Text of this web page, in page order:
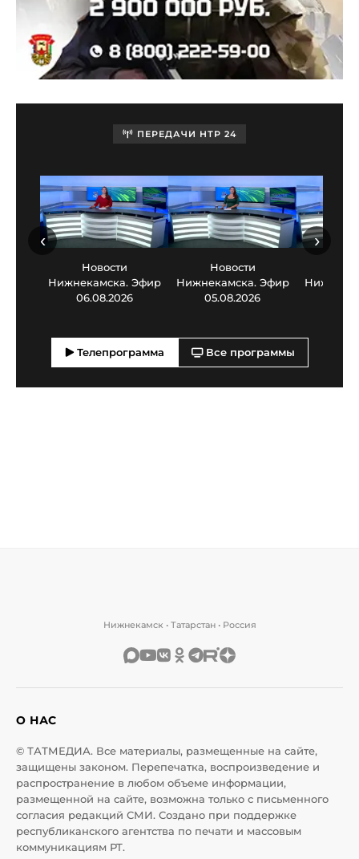
ПЕРЕДАЧИ НТР 24
Новости
Нижнекамска. Эфир
06.08.2026
Новости
Нижнекамска. Эфир
05.08.2026
‹ ›
Телепрограмма Все программы
Нижнекамск • Татарстан • Россия
О НАС
© ТАТМЕДИА. Все материалы, размещенные на сайте,
защищены законом. Перепечатка, воспроизведение и
распространение в любом объеме информации,
размещенной на сайте, возможна только с письменного
согласия редакций СМИ. Создано при поддержке
республиканского агентства по печати и массовым
коммуникациям РТ.